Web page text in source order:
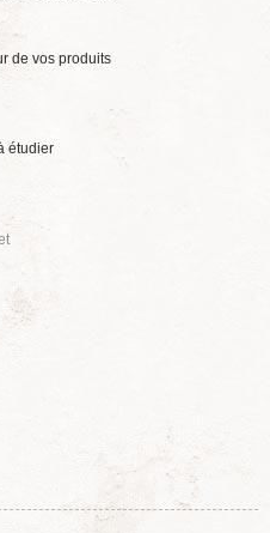
de vos produits
étudier